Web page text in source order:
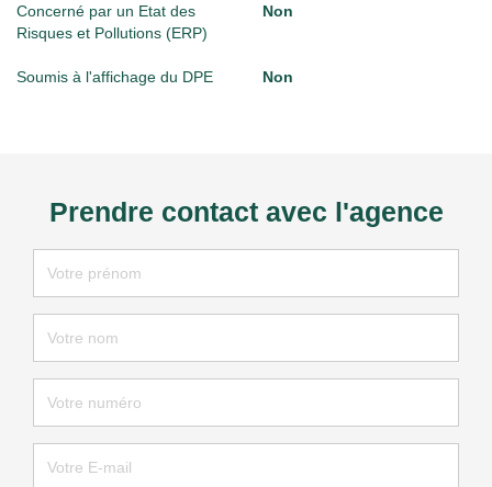
Concerné par un Etat des
Risques et Pollutions (ERP)
Non
Soumis à l'affichage du DPE Non
Prendre contact avec l'agence